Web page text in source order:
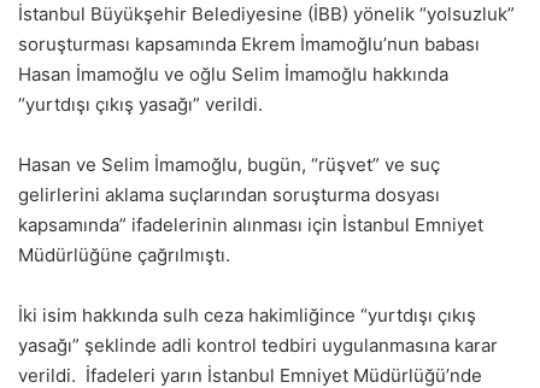
İstanbul Büyükşehir Belediyesine (İBB) yönelik “yolsuzluk”
soruşturması kapsamında Ekrem İmamoğlu’nun babası
Hasan İmamoğlu ve oğlu Selim İmamoğlu hakkında
“yurtdışı çıkış yasağı” verildi.
Hasan ve Selim İmamoğlu, bugün, “rüşvet” ve suç
gelirlerini aklama suçlarından soruşturma dosyası
kapsamında” ifadelerinin alınması için İstanbul Emniyet
Müdürlüğüne çağrılmıştı.
İki isim hakkında sulh ceza hakimliğince “yurtdışı çıkış
yasağı” şeklinde adli kontrol tedbiri uygulanmasına karar
verildi. İfadeleri yarın İstanbul Emniyet Müdürlüğü’nde